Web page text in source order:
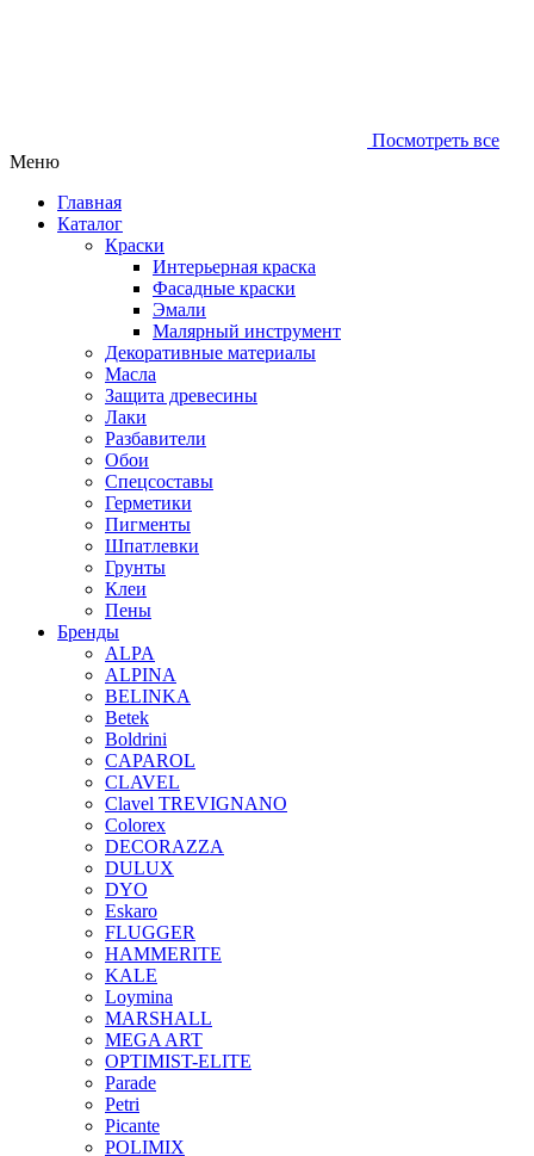
Посмотреть все
Меню
Главная
Каталог
Краски
Интерьерная краска
Фасадные краски
Эмали
Малярный инструмент
Декоративные материалы
Масла
Защита древесины
Лаки
Разбавители
Обои
Спецсоставы
Герметики
Пигменты
Шпатлевки
Грунты
Клеи
Пены
Бренды
ALPA
ALPINA
BELINKA
Betek
Boldrini
CAPAROL
CLAVEL
Clavel TREVIGNANO
Colorex
DECORAZZA
DULUX
DYO
Eskaro
FLUGGER
HAMMERITE
KALE
Loymina
MARSHALL
MEGA ART
OPTIMIST-ELITE
Parade
Petri
Picante
POLIMIX